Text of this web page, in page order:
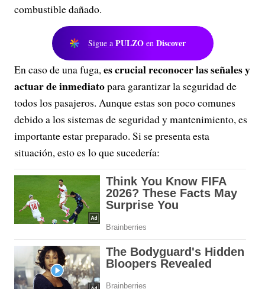
combustible dañado.
Sigue a PULZO en Discover
En caso de una fuga,es crucial reconocer las señales y
actuar de inmediatopara garantizar la seguridad de
todos los pasajeros. Aunque estas son poco comunes
debido a los sistemas de seguridad y mantenimiento, es
importante estar preparado. Si se presenta esta
situación, esto es lo que sucedería: